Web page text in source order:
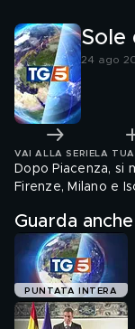
Sole
24 ago
VAI ALLA SERIE LA
Dopo Piacenza, si
Firenze, Milano e
Guarda anche
PUNTATA INTERA